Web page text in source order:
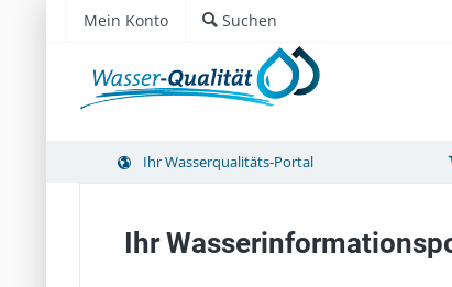
Mein Konto Suchen
Ihr Wasserqualitäts-Portal
Ihr